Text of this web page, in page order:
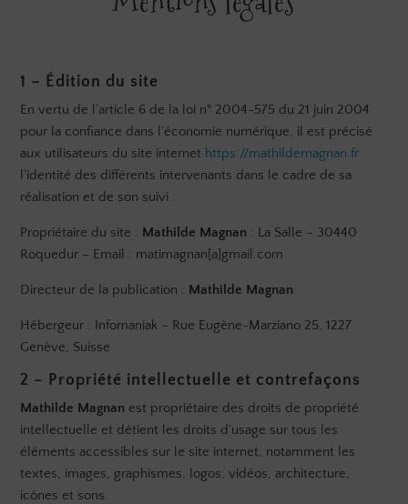
1 – Édition du site
En vertu de l’article 6 de la loi n° 2004-575 du 21 juin 2004
pour la confiance dans l’économie numérique, il est précisé
aux utilisateurs du site internet https://mathildemagnan.fr
l’identité des différents intervenants dans le cadre de sa
réalisation et de son suivi :
Propriétaire du site : Mathilde Magnan : La Salle – 30440
Roquedur – Email : matimagnan[a]gmail.com
Directeur de la publication : Mathilde Magnan
Hébergeur : Infomaniak – Rue Eugène-Marziano 25, 1227
Genève, Suisse
2 – Propriété intellectuelle et contrefaçons
Mathilde Magnan est propriétaire des droits de propriété
intellectuelle et détient les droits d’usage sur tous les
éléments accessibles sur le site internet, notamment les
textes, images, graphismes, logos, vidéos, architecture,
icônes et sons.